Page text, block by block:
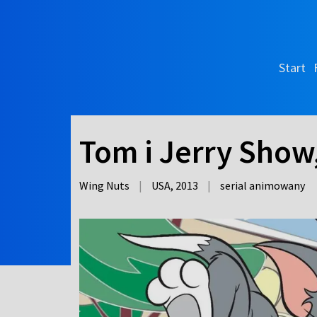
Start
Tom i Jerry
Wing Nuts | USA, 2013 | serial animowany